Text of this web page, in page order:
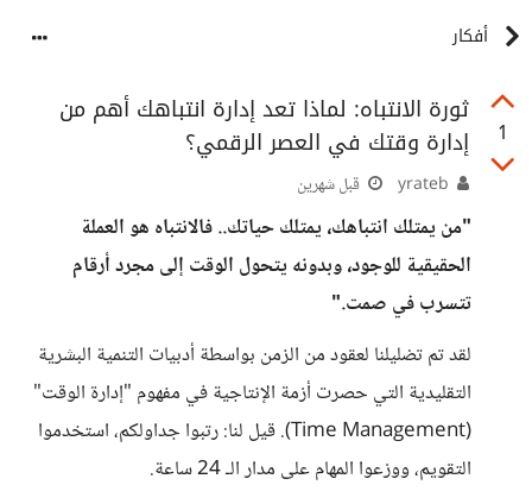
أفكار
1
ثورة الانتباه: لماذا تعد إدارة انتباهك أهم من
إدارة وقتك في العصر الرقمي؟
قبل شهرين
"من يمتلك انتباهك، يمتلك حياتك.. فالانتباه هو العملة
الحقيقية للوجود، وبدونه يتحول الوقت إلى مجرد أرقام
تتسرب في صمت."
لقد تم تضليلنا لعقود من الزمن بواسطة أدبيات التنمية البشرية
التقليدية التي حصرت أزمة الإنتاجية في مفهوم "إدارة الوقت"
(Time Management). قيل لنا: رتبوا جداولكم، استخدموا
التقويم، ووزعوا المهام على مدار الـ 24 ساعة.